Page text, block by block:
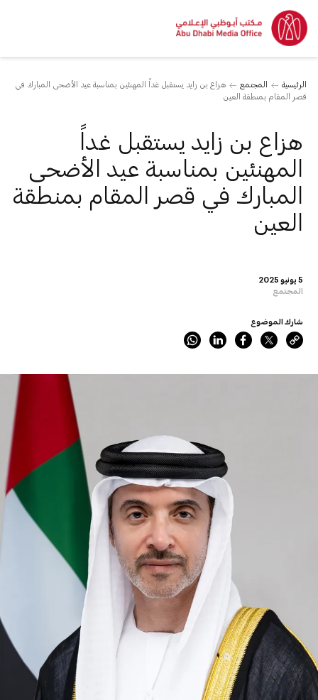
الرئيسية المجتمع
هزاع بن زايد يستقبل غداً المهنئين بمناسبة عيد الأضحى المبارك في
قصر المقام بمنطقة العين
5 يونيو 2025
المجتمع
هزاع بن زايد يستقبل غداً
المهنئين بمناسبة عيد الأضحى
المبارك في قصر المقام بمنطقة
العين
شارك الموضوع